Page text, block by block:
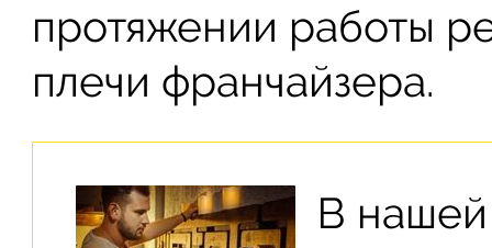
протяжении работы
плечи франчайзера.
В